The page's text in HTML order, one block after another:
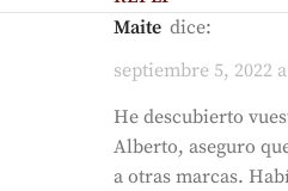
Maite dice:
septiembre 5, 2022
He descubierto
Alberto, aseguro
a otras marcas.